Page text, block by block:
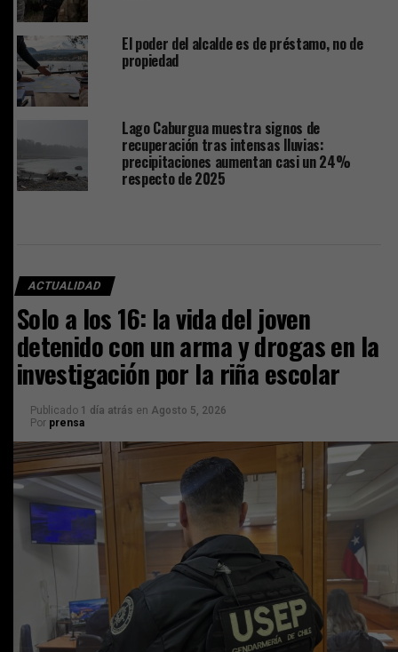
El poder del alcalde es de préstamo, no de
propiedad
Lago Caburgua muestra signos de
recuperación tras intensas lluvias:
precipitaciones aumentan casi un 24%
respecto de 2025
ACTUALIDAD
Solo a los 16: la vida del joven
detenido con un arma y drogas en la
investigación por la riña escolar
Publicado 1 día atrás en Agosto 5, 2026
Por prensa